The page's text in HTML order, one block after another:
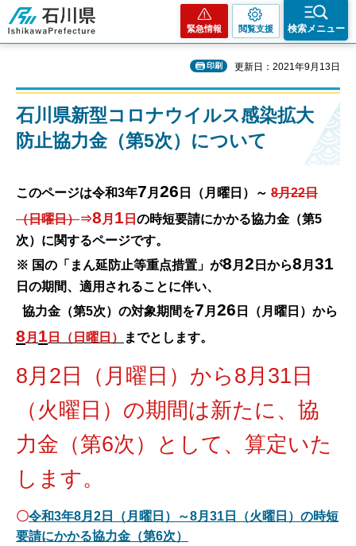
石川県
緊急情報 閲覧支援 検索メニュー
印刷 更新日：2021年9月13日
石川県新型コロナウイルス感染拡大
防止協力金（第5次）について
このページは令和3年7 月 26 日（月曜日）～ 8月22日
（日曜日）⇒8 月 1 日 の時短要請にかかる協力金（第5
次）に関するページです。
※ 国の「まん延防止等重点措置」が8 月 2 日から8 月 31
日の期間、適用されることに伴い、
協力金（第5次）の対象期間を7 月 26 日（月曜日）から
8 月 1 日（日曜日） までとします。
8月2日（月曜日）から8月31日
（火曜日）の期間は新たに、協
力金（第6次）
として、算定いた
します。
〇令和3年8月2日（月曜日）～8月31日（火曜日）の時短
要請にかかる協力金（第6次）